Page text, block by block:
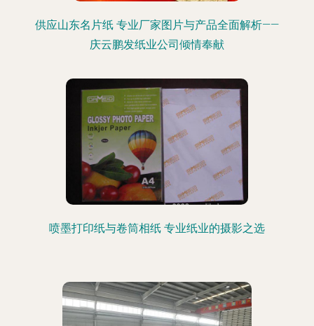
供应山东名片纸 专业厂家图片与产品全面解析——
庆云鹏发纸业公司倾情奉献
喷墨打印纸与卷筒相纸 专业纸业的摄影之选